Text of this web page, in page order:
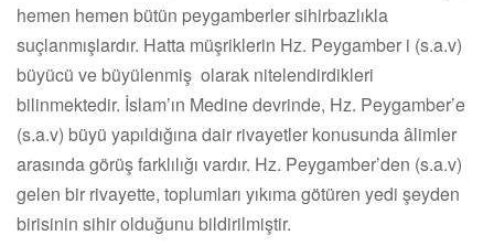
hemen hemen bütün peygamberler sihirbazlıkla
suçlanmışlardır. Hatta müşriklerin Hz. Peygamber i (s.a.v)
büyücü ve büyülenmiş olarak nitelendirdikleri
bilinmektedir. İslam’ın Medine devrinde, Hz. Peygamber’e
(s.a.v) büyü yapıldığına dair rivayetler konusunda âlimler
arasında görüş farklılığı vardır. Hz. Peygamber’den (s.a.v)
gelen bir rivayette, toplumları yıkıma götüren yedi şeyden
birisinin sihir olduğunu bildirilmiştir.